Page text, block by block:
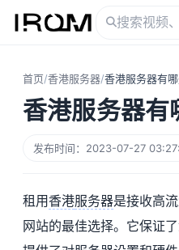
首页/香港服务器/香港服务器有
香港服务器有
发布时间：2023-07-27
租用 香港服务器是接收高
网站的最佳选择。它保证